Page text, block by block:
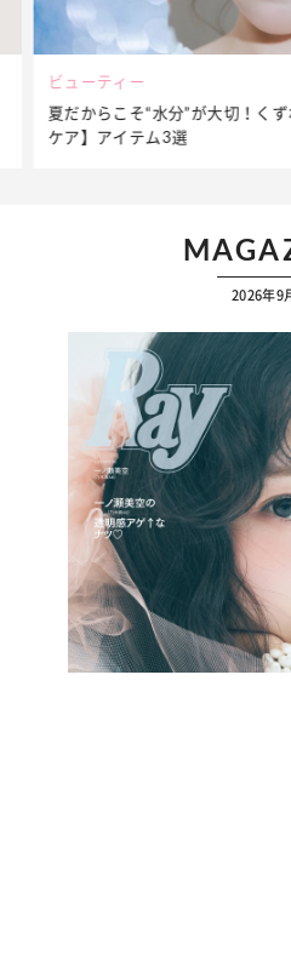
ビューティー
夏だからこそ“水分”が大切！く
ケア】アイテム3選
2026年9